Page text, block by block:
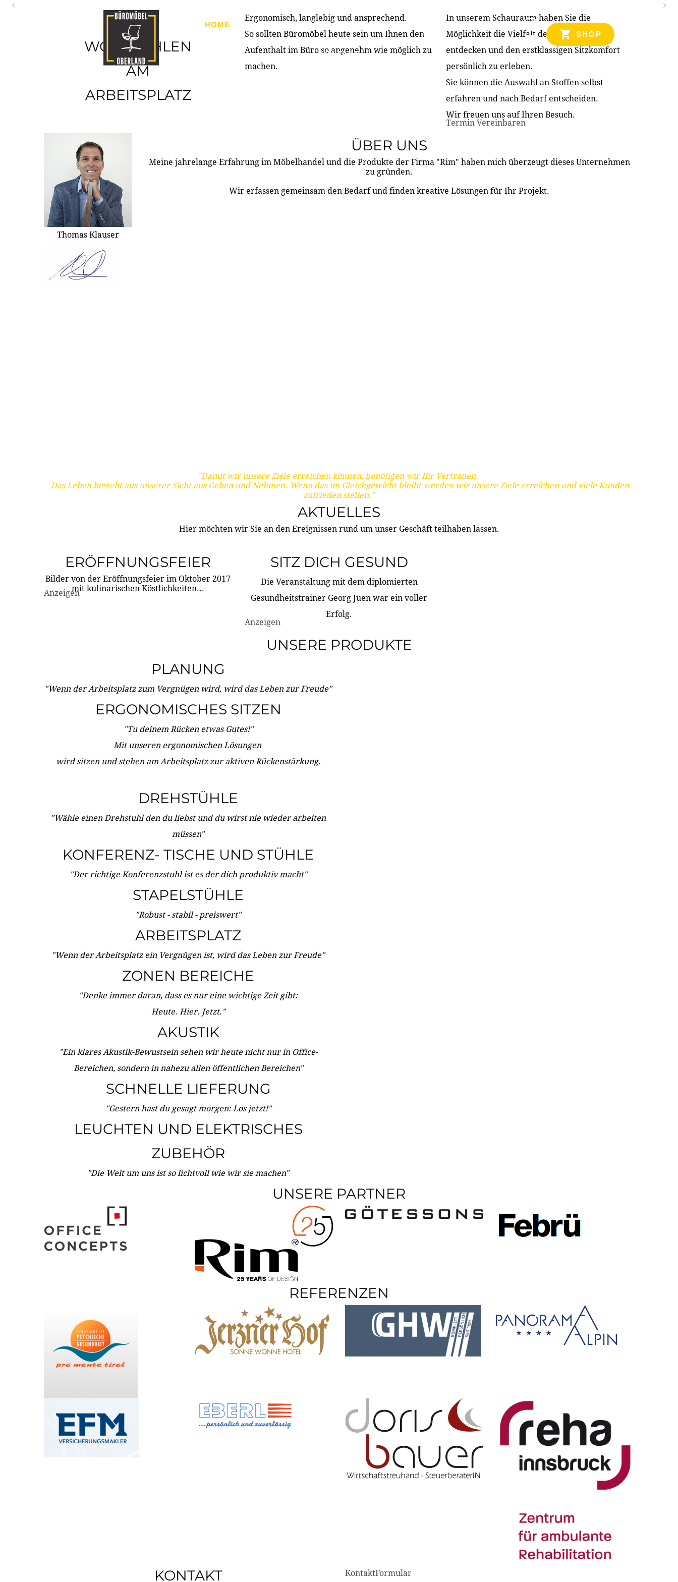
HOME PRODUKTE ÜBER UNS PARTNER & REFERENZEN
KONTAKT
SHOP
WOHLFÜHLEN
AM
ARBEITSPLATZ
Ergonomisch, langlebig und ansprechend.
So sollten Büromöbel heute sein um Ihnen den
Aufenthalt im Büro so angenehm wie möglich zu
machen.
In unserem Schauraum haben Sie die
Möglichkeit die Vielfalt der Produkte zu
entdecken und den erstklassigen Sitzkomfort
persönlich zu erleben.
Sie können die Auswahl an Stoffen selbst
erfahren und nach Bedarf entscheiden.
Wir freuen uns auf Ihren Besuch.
Termin Vereinbaren
Thomas Klauser
ÜBER UNS
Meine jahrelange Erfahrung im Möbelhandel und die Produkte der Firma "Rim" haben mich überzeugt dieses Unternehmen
zu gründen.
Wir erfassen gemeinsam den Bedarf und finden kreative Lösungen für Ihr Projekt.
"Damit wir unsere Ziele erreichen können, benötigen wir Ihr Vertrauen.
Das Leben besteht aus unserer Sicht aus Geben und Nehmen. Wenn das im Gleichgewicht bleibt werden wir unsere Ziele erreichen und viele Kunden
zufrieden stellen."
AKTUELLES
Hier möchten wir Sie an den Ereignissen rund um unser Geschäft teilhaben lassen.
ERÖFFNUNGSFEIER
Bilder von der Eröffnungsfeier im Oktober 2017
mit kulinarischen Köstlichkeiten...
Anzeigen
SITZ DICH GESUND
Die Veranstaltung mit dem diplomierten
Gesundheitstrainer Georg Juen war ein voller
Erfolg.
Anzeigen
UNSERE PRODUKTE
PLANUNG
"Wenn der Arbeitsplatz zum Vergnügen wird, wird das Leben zur Freude"
ERGONOMISCHES SITZEN
"Tu deinem Rücken etwas Gutes!"
Mit unseren ergonomischen Lösungen
wird sitzen und stehen am Arbeitsplatz zur aktiven Rückenstärkung.
DREHSTÜHLE
"Wähle einen Drehstuhl den du liebst und du wirst nie wieder arbeiten
müssen"
KONFERENZ- TISCHE UND STÜHLE
"Der richtige Konferenzstuhl ist es der dich produktiv macht"
STAPELSTÜHLE
"Robust - stabil - preiswert"
ARBEITSPLATZ
"Wenn der Arbeitsplatz ein Vergnügen ist, wird das Leben zur Freude"
ZONEN BEREICHE
"Denke immer daran, dass es nur eine wichtige Zeit gibt:
Heute. Hier. Jetzt."
AKUSTIK
"Ein klares Akustik-Bewustsein sehen wir heute nicht nur in Office-
Bereichen, sondern in nahezu allen öffentlichen Bereichen"
SCHNELLE LIEFERUNG
"Gestern hast du gesagt morgen: Los jetzt!"
LEUCHTEN UND ELEKTRISCHES
ZUBEHÖR
"Die Welt um uns ist so lichtvoll wie wir sie machen"
UNSERE PARTNER
REFERENZEN
KONTAKT KontaktFormular